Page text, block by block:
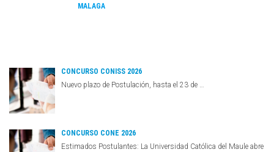
MALAGA
CONCURSO CONISS 2026
Nuevo plazo de Postulación, hasta el 23 de …
CONCURSO CONE 2026
Estimados Postulantes: La Universidad Católica del Maule abre